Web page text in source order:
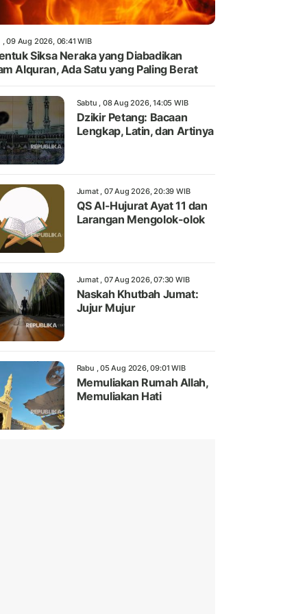
, 09 Aug 2026, 06:41 WIB
Siksa Neraka yang Diabadikan
Alquran, Ada Satu yang Paling Berat
Sabtu , 08 Aug 2026, 14:05 WIB
Dzikir Petang: Bacaan
Lengkap, Latin, dan Artinya
Jumat , 07 Aug 2026, 20:39 WIB
QS Al-Hujurat Ayat 11 dan
Larangan Mengolok-olok
Jumat , 07 Aug 2026, 07:30 WIB
Naskah Khutbah Jumat:
Jujur Mujur
Rabu , 05 Aug 2026, 09:01 WIB
Memuliakan Rumah Allah,
Memuliakan Hati